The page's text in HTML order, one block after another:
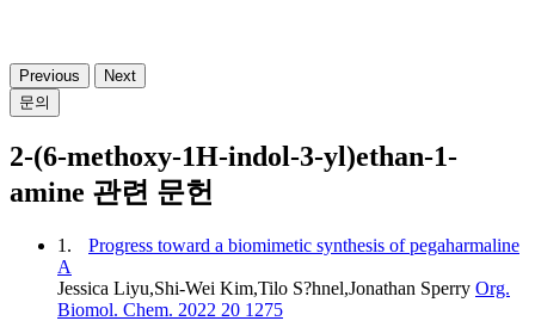
Previous
Next
문의
2-(6-methoxy-1H-indol-3-yl)ethan-1-
amine 관련 문헌
1.
Progress toward a biomimetic synthesis of pegaharmaline
A
Jessica Liyu,Shi-Wei Kim,Tilo S?hnel,Jonathan Sperry Org.
Biomol. Chem. 2022 20 1275